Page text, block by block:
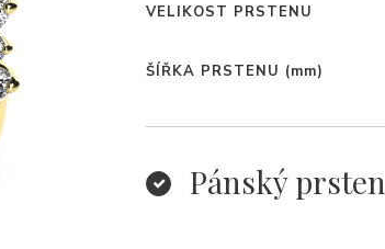
VELIKOST PRSTENU
ŠÍŘKA PRSTENU (mm)
Pánský prsten